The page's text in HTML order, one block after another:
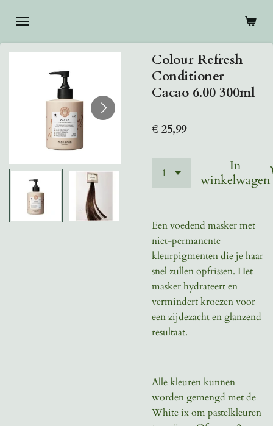
direct
naar
hoofdinhoud
Colour Refresh
Conditioner
Cacao 6.00 300ml
€ 25,99
In
winkelwagen
Een voedend masker met
niet-permanente
kleurpigmenten die je haar
snel zullen opfrissen. Het
masker hydrateert en
vermindert kroezen voor
een zijdezacht en glanzend
resultaat.
Alle kleuren kunnen
worden gemengd met de
White ix om pastelkleuren